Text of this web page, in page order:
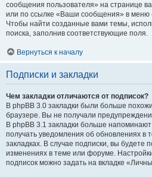
сообщения пользователя» на странице
или по ссылке «Ваши сообщения» в меню
Чтобы найти созданные вами темы,
поиска, заполнив соответствующие поля.
Вернуться к началу
Подписки и закладки
Чем закладки отличаются от подписок?
В phpBB 3.0 закладки были больше
браузере. Вы не получали
В phpBB 3.1 закладки больше
получать уведомления об обновлениях в
закладках. В случае подписки, вы будете
изменениях в теме или форуме.
подписок можно задать на вкладке